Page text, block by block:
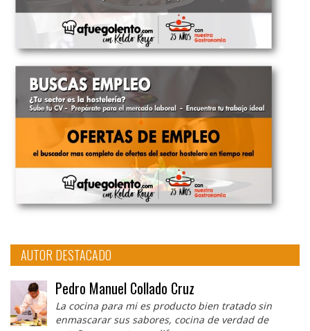
AUTOR DESTACADO
Pedro Manuel Collado Cruz
La cocina para mi es producto bien tratado sin
enmascarar sus sabores, cocina de verdad de